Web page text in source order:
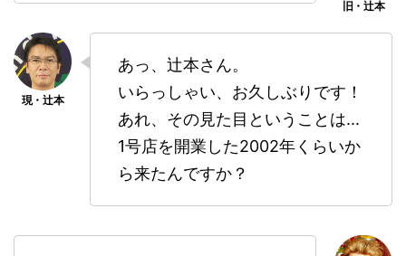
あっ、辻本さん。
いらっしゃい、お久しぶりです！
あれ、その見た目ということは...
1号店を開業した2002年くらいか
ら来たんですか？